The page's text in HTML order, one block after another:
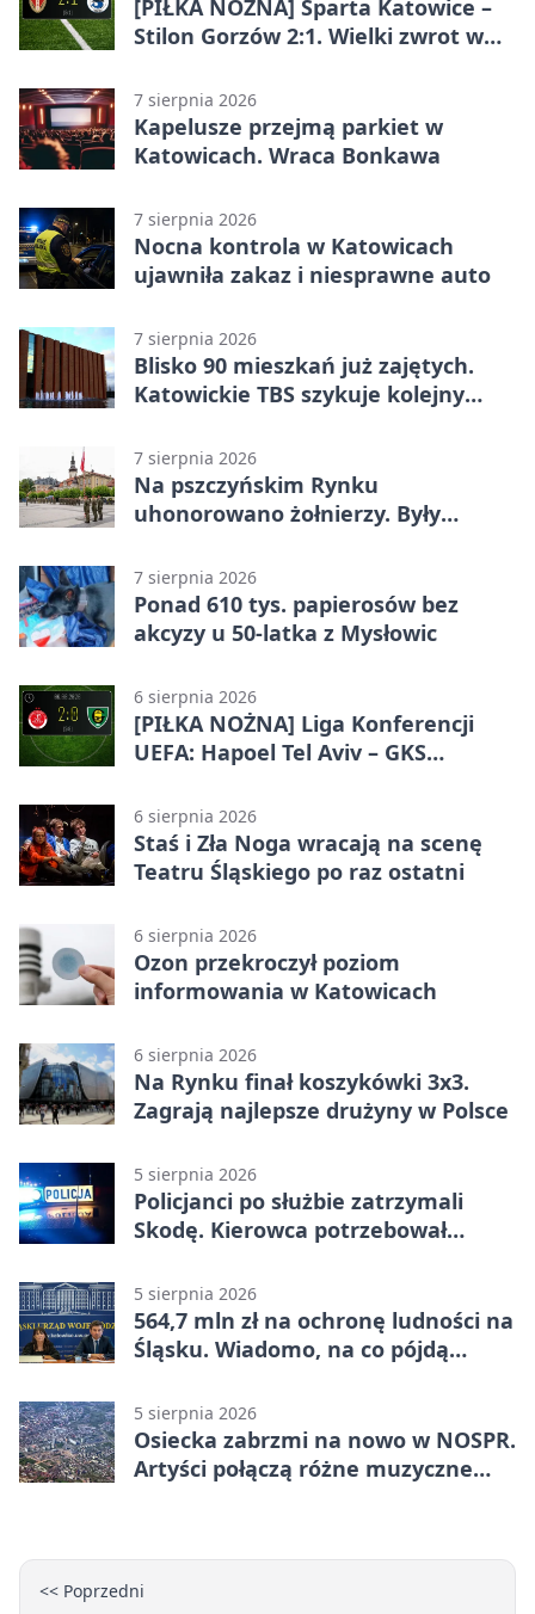
[PIŁKA NOŻNA] Sparta Katowice –
Stilon Gorzów 2:1. Wielki zwrot w
7 sierpnia 2026
Kapelusze przejmą parkiet w
Katowicach. Wraca Bonkawa
7 sierpnia 2026
Nocna kontrola w Katowicach
ujawniła zakaz i niesprawne auto
7 sierpnia 2026
Blisko 90 mieszkań już zajętych.
Katowickie TBS szykuje kolejny
7 sierpnia 2026
Na pszczyńskim Rynku
uhonorowano żołnierzy. Były
7 sierpnia 2026
Ponad 610 tys. papierosów bez
akcyzy u 50-latka z Mysłowic
6 sierpnia 2026
[PIŁKA NOŻNA] Liga Konferencji
UEFA: Hapoel Tel Aviv – GKS
rundy kwalifikacyjnej
6 sierpnia 2026
Staś i Zła Noga wracają na scenę
Teatru Śląskiego po raz ostatni
6 sierpnia 2026
Ozon przekroczył poziom
informowania w Katowicach
6 sierpnia 2026
Na Rynku finał koszykówki 3x3.
Zagrają najlepsze drużyny w Polsce
5 sierpnia 2026
Policjanci po służbie zatrzymali
Skodę. Kierowca potrzebował
5 sierpnia 2026
564,7 mln zł na ochronę ludności na
Śląsku. Wiadomo, na co pójdą
5 sierpnia 2026
Osiecka zabrzmi na nowo w NOSPR.
Artyści połączą różne muzyczne
<< Poprzedni